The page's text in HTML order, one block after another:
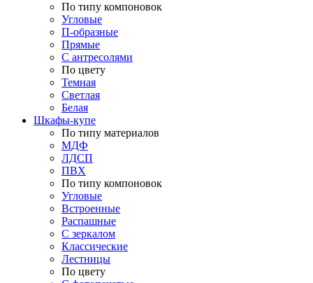
По типу компоновок
Угловые
П-образные
Прямые
С антресолями
По цвету
Темная
Светлая
Белая
Шкафы-купе
По типу материалов
МДФ
ЛДСП
ПВХ
По типу компоновок
Угловые
Встроенные
Распашные
С зеркалом
Классические
Лестницы
По цвету